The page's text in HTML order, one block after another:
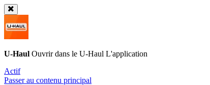
U-Haul Ouvrir dans le U-Haul L'application
Actif
Passer au contenu principal